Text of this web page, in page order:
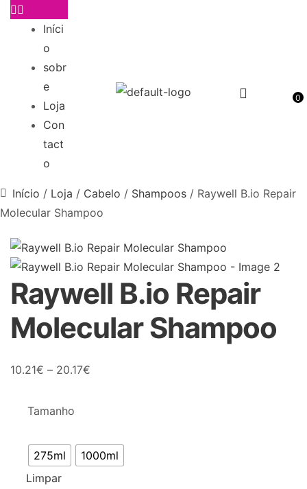
Iníci
o
sobr
e
Loja
Con
tact
o
0
Início / Loja / Cabelo / Shampoos / Raywell B.io Repair
Molecular Shampoo
Raywell B.io Repair
Molecular Shampoo
10.21€ – 20.17€
Tamanho
275ml
1000ml
Limpar